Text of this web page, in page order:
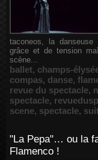
taconeos, la danseuse
grâce et de tension
scène...
ballet, champs-
compas, danse,
revue du spectacle,
spectacle,
scene, spectacle,
"La Pepa"… ou la
Flamenco !